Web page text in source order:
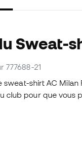
Sweat-
777688-21
shirt AC Milan
club pour que vous